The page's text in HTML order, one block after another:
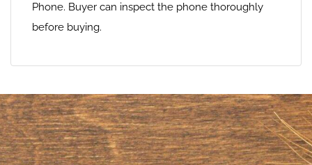
Phone. Buyer can inspect the phone thoroughly
before buying.